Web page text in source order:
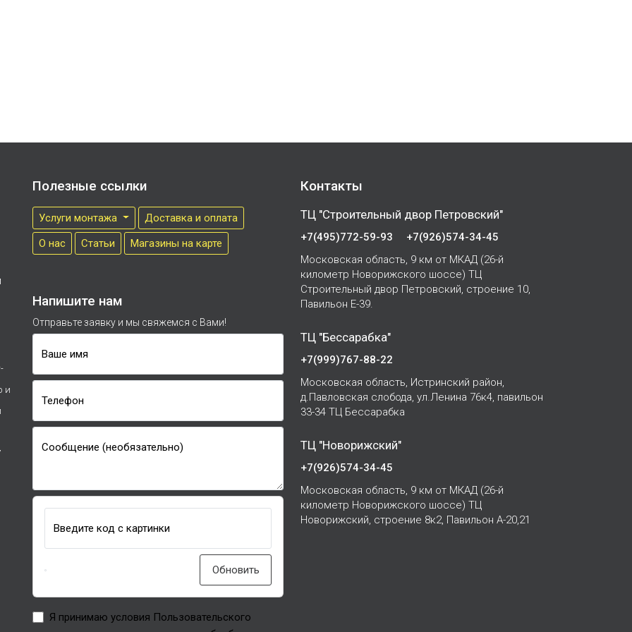
и
Полезные ссылки
Услуги монтажа
Доставка и оплата
О нас
Cтатьи Магазины на карте
Напишите нам
Отправьте заявку и мы свяжемся с Вами!
Ваше имя
Телефон
Сообщение (необязательно)
Введите код с картинки
Обновить
Я принимаю условия Пользовательского
Контакты
ТЦ "Строительный двор Петровский"
+7(495)772-59-93
+7(926)574-34-45
Московская область, 9 км от МКАД (26-й
километр Новорижского шоссе) ТЦ
Строительный двор Петровский, строение 10,
Павильон Е-39.
ТЦ "Бессарабка"
+7(999)767-88-22
Московская область, Истринский район,
д.Павловская слобода, ул.Ленина 76к4, павильон
33-34 ТЦ Бессарабка
ТЦ "Новорижский"
+7(926)574-34-45
Московская область, 9 км от МКАД (26-й
километр Новорижского шоссе) ТЦ
Новорижский, строение 8к2, Павильон А-20,21